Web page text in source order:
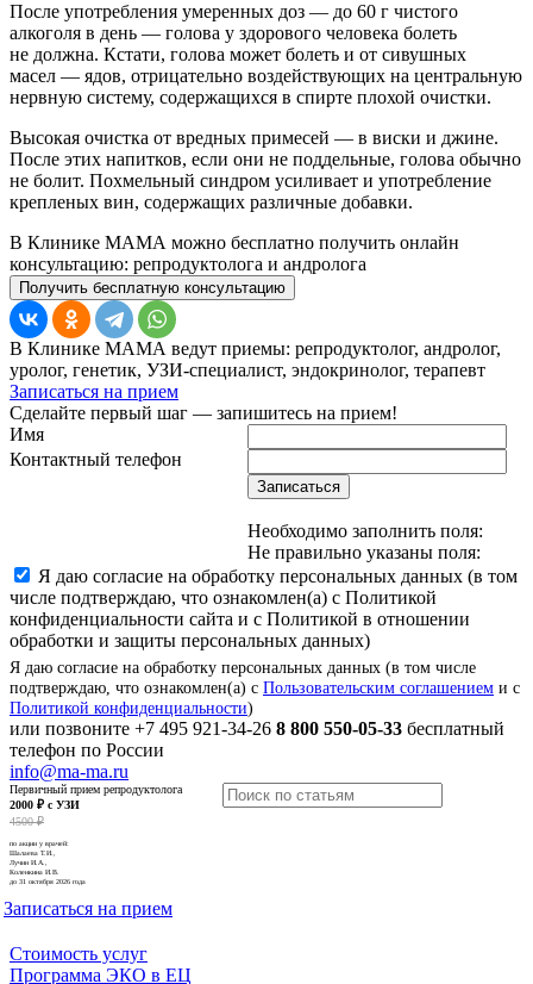
После употребления умеренных доз — до 60 г чистого
алкоголя в день — голова у здорового человека болеть
не должна. Кстати, голова может болеть и от сивушных
масел — ядов, отрицательно воздействующих на центральную
нервную систему, содержащихся в спирте плохой очистки.
Высокая очистка от вредных примесей — в виски и джине.
После этих напитков, если они не поддельные, голова обычно
не болит. Похмельный синдром усиливает и употребление
крепленых вин, содержащих различные добавки.
В Клинике МАМА можно бесплатно получить онлайн
консультацию: репродуктолога и андролога
Получить бесплатную консультацию
В Клинике МАМА ведут приемы: репродуктолог, андролог,
уролог, генетик, УЗИ-специалист, эндокринолог, терапевт
Записаться на прием
Сделайте первый шаг — запишитесь на прием!
Имя
Контактный телефон
Записаться
Необходимо заполнить поля:
Не правильно указаны поля:
Я даю согласие на обработку персональных данных (в том
числе подтверждаю, что ознакомлен(а) с Политикой
конфиденциальности сайта и с Политикой в отношении
обработки и защиты персональных данных)
Я даю согласие на обработку персональных данных (в том числе
подтверждаю, что ознакомлен(а) с Пользовательским соглашением и с
Политикой конфиденциальности)
или позвоните +7 495 921-34-26 8 800 550-05-33 бесплатный
телефон по России
info@ma-ma.ru
Первичный прием репродуктолога
2000 ₽ с УЗИ
4500 ₽
по акции у врачей:
Шалаева Т.И.,
Лучин И.А.,
Коленкина И.В.
до 31 октября 2026 года
Записаться на прием
Стоимость услуг
Программа ЭКО в ЕЦ